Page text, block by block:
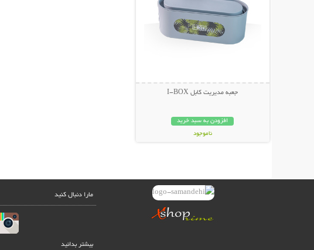
جعبه مدیریت کابل I-BOX
افزودن به سبد خرید
ناموجود
مارا دنبال کنید
بیشتر بدانید